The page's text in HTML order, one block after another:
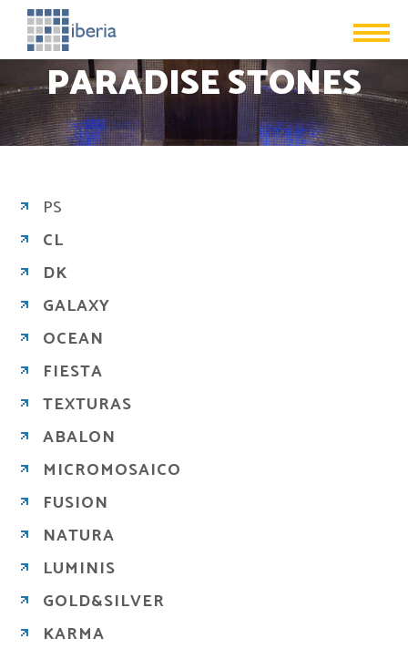
PARADISE STONES
PS
CL
DK
GALAXY
OCEAN
FIESTA
TEXTURAS
ABALON
MICROMOSAICO
FUSION
NATURA
LUMINIS
GOLD&SILVER
KARMA